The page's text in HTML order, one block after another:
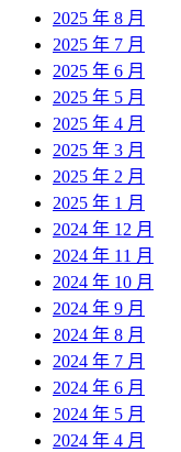
2025 年 8 月
2025 年 7 月
2025 年 6 月
2025 年 5 月
2025 年 4 月
2025 年 3 月
2025 年 2 月
2025 年 1 月
2024 年 12 月
2024 年 11 月
2024 年 10 月
2024 年 9 月
2024 年 8 月
2024 年 7 月
2024 年 6 月
2024 年 5 月
2024 年 4 月